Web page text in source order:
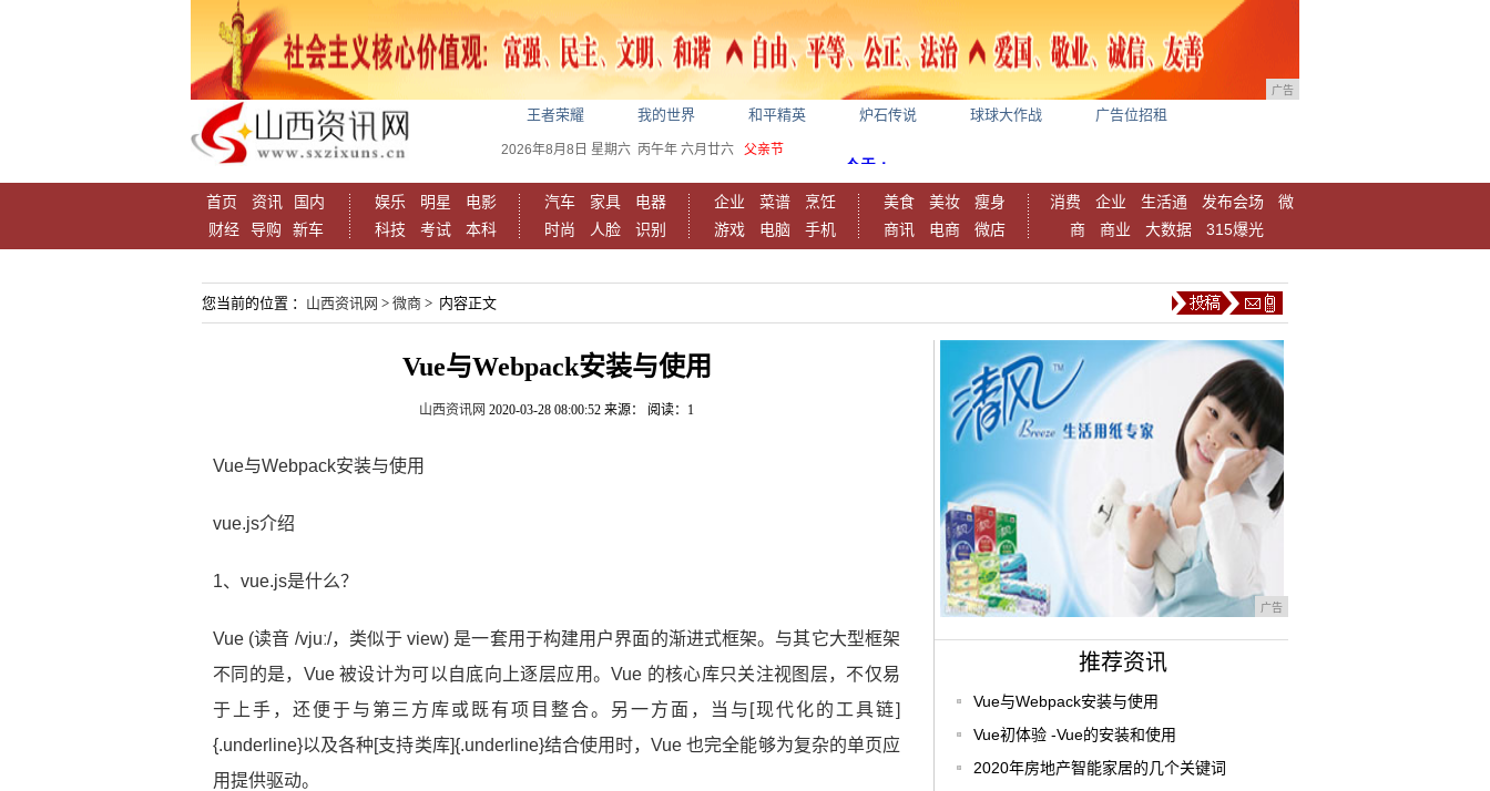
广告
王者荣耀 我的世界 和平精英 炉石传说 球球大作战 广告位招租
2026年8月8日 星期六 丙午年 六月廿六 父亲节
首页 资讯
国内
财经
导购 新车
娱乐 明星
电影
科技
考试 本科
汽车 家具
电器
时尚
人脸 识别
企业 菜谱
烹饪
游戏
电脑 手机
美食 美妆
瘦身
商讯
电商 微店
消费 企业 生活通 发布会场
微
商
商业 大数据 315爆光
您当前的位置 ： 山西资讯网 > 微商 > 内容正文
Vue与Webpack安装与使用
山西资讯网 2020-03-28 08:00:52 来源： 阅读：1
Vue与Webpack安装与使用
vue.js介绍
1、vue.js是什么？
​Vue (读音 /vjuː/，类似于 view) 是一套用于构建用户界面的渐进式框架。与其它大型框架
不同的是，Vue 被设计为可以自底向上逐层应用。Vue 的核心库只关注视图层，不仅易
于上手，还便于与第三方库或既有项目整合。另一方面，当与[现代化的工具链]
{.underline}以及各种[支持类库]{.underline}结合使用时，Vue 也完全能够为复杂的单页应
用提供驱动。
广告
推荐资讯
Vue与Webpack安装与使用
Vue初体验 -Vue的安装和使用
2020年房地产智能家居的几个关键词